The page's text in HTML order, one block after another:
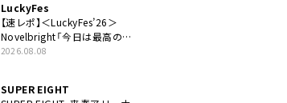
LuckyFes
【速レポ】＜LuckyFes’26＞
Novelbright「今日は最高のフ
ェス日和。最高の休日を、最
2026.08.08
SUPER EIGHT